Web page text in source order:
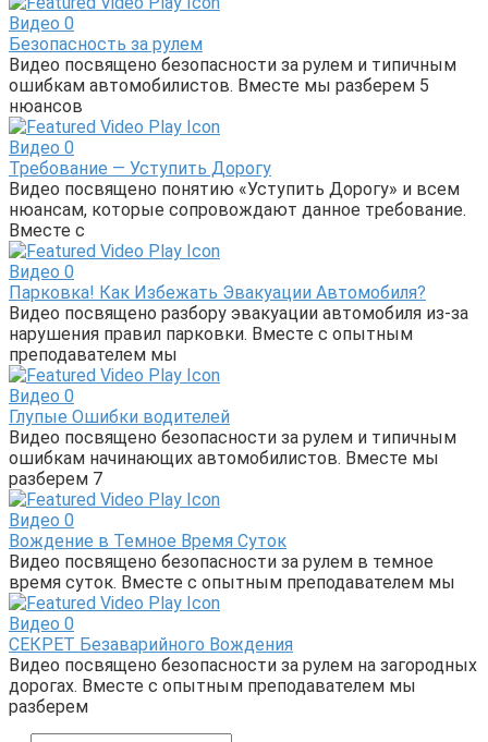
Видео 0
Безопасность за рулем
Видео посвящено безопасности за рулем и типичным
ошибкам автомобилистов. Вместе мы разберем 5
нюансов
Видео 0
Требование — Уступить Дорогу
Видео посвящено понятию «Уступить Дорогу» и всем
нюансам, которые сопровождают данное требование.
Вместе с
Видео 0
Парковка! Как Избежать Эвакуации Автомобиля?
Видео посвящено разбору эвакуации автомобиля из-за
нарушения правил парковки. Вместе с опытным
преподавателем мы
Видео 0
Глупые Ошибки водителей
Видео посвящено безопасности за рулем и типичным
ошибкам начинающих автомобилистов. Вместе мы
разберем 7
Видео 0
Вождение в Темное Время Суток
Видео посвящено безопасности за рулем в темное
время суток. Вместе с опытным преподавателем мы
Видео 0
СЕКРЕТ Безаварийного Вождения
Видео посвящено безопасности за рулем на загородных
дорогах. Вместе с опытным преподавателем мы
разберем